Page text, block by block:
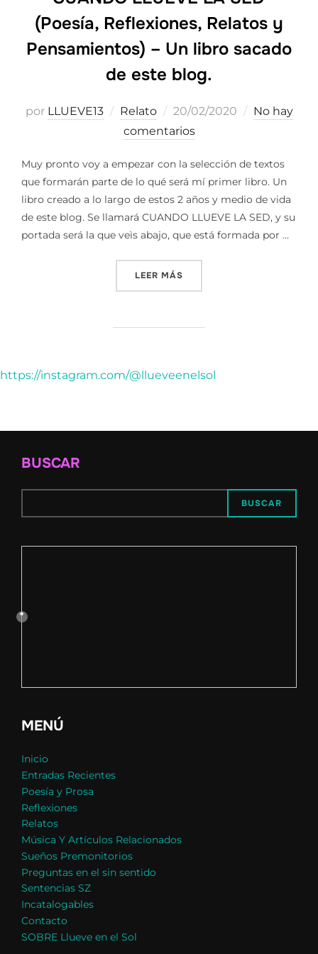
(Poesía, Reflexiones, Relatos y
Pensamientos) – Un libro sacado
de este blog.
por LLUEVE13 Relato
Publicado
el
20/02/2020
No hay
comentarios
Muy pronto voy a empezar con la selección de textos
que formarán parte de lo qué será mí primer libro. Un
libro creado a lo largo de estos 2 años y medio de vida
de este blog. Se llamará CUANDO LLUEVE LA SED, y su
portada será la que veìs abajo, que está formada por …
LEER MÁS
https://instagram.com/@llueveenelsol
BUSCAR
BUSCAR
MENÚ
Inicio
Entradas Recientes
Poesía y Prosa
Reflexiones
Relatos
Música Y Artículos Relacionados
Sueños Premonitorios
Preguntas en el sin sentido
Sentencias SZ
Incatalogables
Contacto
SOBRE Llueve en el Sol